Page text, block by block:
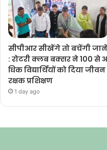
सीपीआर सीखेंगे तो बचेंगी जानें
: रोटरी क्लब बक्सर ने 100 से अ
धिक विद्यार्थियों को दिया जीवन
रक्षक प्रशिक्षण
1 day ago